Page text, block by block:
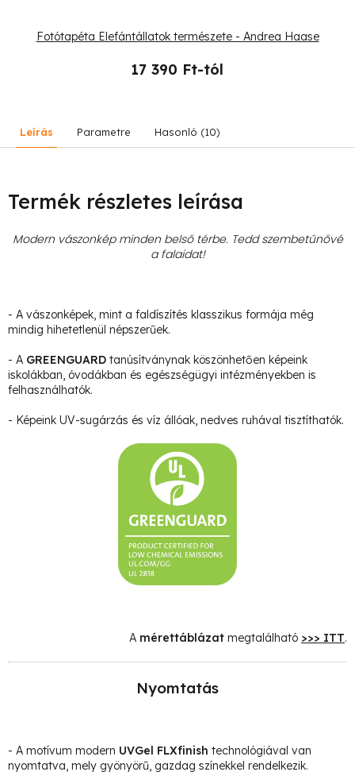
Fotótapéta Elefántállatok természete - Andrea Haase
17 390 Ft-tól
Leírás Parametre Hasonló (10)
Termék részletes leírása
Modern vászonkép minden belső térbe. Tedd szembetűnővé
a falaidat!
- A vászonképek, mint a faldíszítés klasszikus formája még
mindig hihetetlenül népszerűek.
- A GREENGUARD tanúsítványnak köszönhetően képeink
iskolákban, óvodákban és egészségügyi intézményekben is
felhasználhatók.
- Képeink UV-sugárzás és víz állóak, nedves ruhával tisztíthatók.
A mérettáblázat megtalálható >>> ITT.
Nyomtatás
- A motívum modern UVGel FLXfinish technológiával van
nyomtatva, mely gyönyörű, gazdag színekkel rendelkezik.